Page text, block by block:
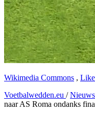
Wikimedia Commons ,
Voetbalwedden.eu / Nieuws
naar AS Roma ondanks